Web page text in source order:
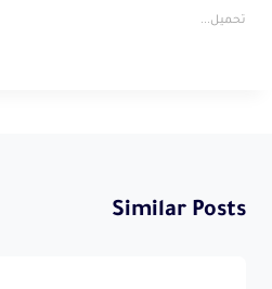
تحميل...
Similar Posts